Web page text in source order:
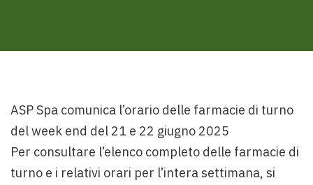
ASP Spa comunica l’orario delle farmacie di turno
del week end del 21 e 22 giugno 2025
Per consultare l’elenco completo delle farmacie di
turno e i relativi orari per l’intera settimana, si